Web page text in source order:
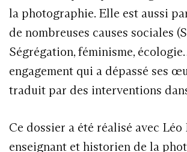
la photographie. Elle est aussi
de nombreuses causes sociales
Ségrégation, féminisme,
engagement qui a dépassé ses
traduit par des interventions
Ce dossier a été réalisé avec
enseignant et historien de la